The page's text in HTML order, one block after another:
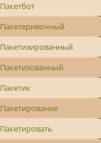
Пакетбот
Пакетеривочный
Пакетизированный
Пакетизованный
Пакетик
Пакетирование
Пакетировать